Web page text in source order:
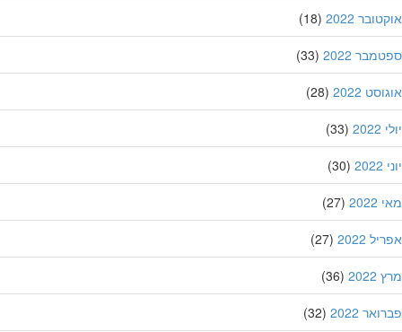
2022
(18)
2022
(33)
2022
(28)
(33)
(30)
(27)
2022
(27)
(36)
2022
(32)